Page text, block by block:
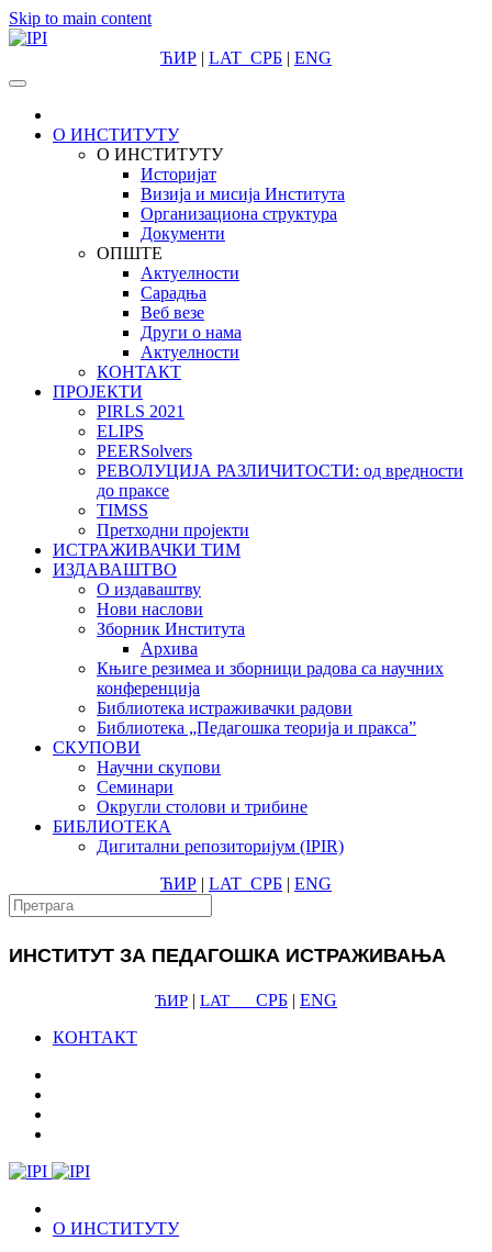
Skip to main content
ЋИР | LAT СРБ | ENG
О ИНСТИТУТУ
О ИНСТИТУТУ
Историјат
Визија и мисија Института
Организациона структура
Документи
ОПШТЕ
Актуелности
Сарадња
Веб везе
Други о нама
Актуелности
КОНТАКТ
ПРОЈЕКТИ
PIRLS 2021
ELIPS
PEERSolvers
РЕВОЛУЦИЈА РАЗЛИЧИТОСТИ: oд вредности
до праксе
TIMSS
Претходни пројекти
ИСТРАЖИВАЧКИ ТИМ
ИЗДАВАШТВО
О издаваштву
Нови наслови
Зборник Института
Архива
Књиге резимеа и зборници радова са научних
конференција
Библиотека истраживачки радови
Библиотека „Педагошка теорија и пракса”
СКУПОВИ
Научни скупови
Семинари
Округли столови и трибине
БИБЛИОТЕКА
Дигитални репозиторијум (IPIR)
ЋИР | LAT СРБ | ENG
ИНСТИТУТ ЗА ПЕДАГОШКА ИСТРАЖИВАЊА
ЋИР | LAT СРБ | ENG
КОНТАКТ
О ИНСТИТУТУ